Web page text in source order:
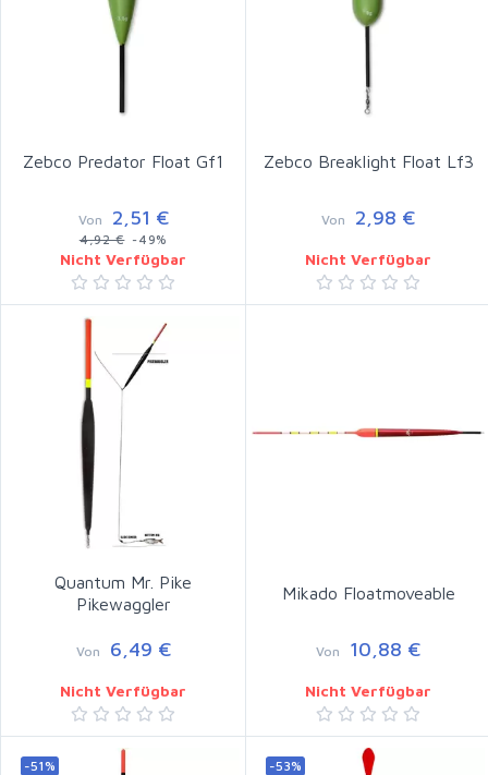
Zebco Predator Float Gf1
Von 2,51 €
4,92 €-49%
Nicht Verfügbar
Zebco Breaklight Float Lf3
Von 2,98 €
Nicht Verfügbar
Quantum Mr. Pike
Pikewaggler
Von 6,49 €
Nicht Verfügbar
Mikado Floatmoveable
Von 10,88 €
Nicht Verfügbar
-51% -53%